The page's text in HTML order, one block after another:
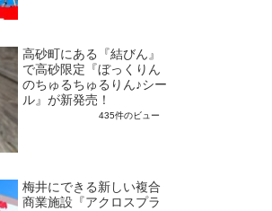
高砂町にある『結びん』
で高砂限定『ぼっくりん
のちゅるちゅるりん♪シー
ル』が新発売！
435件のビュー
梅井にできる新しい複合
商業施設『アクロスプラ